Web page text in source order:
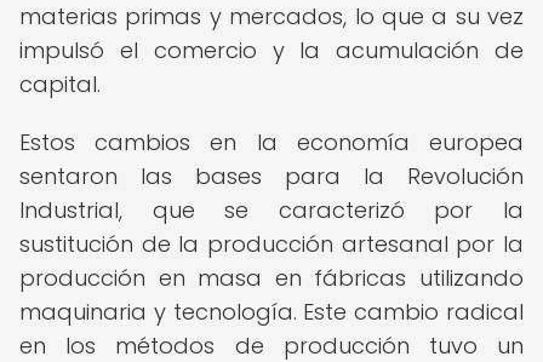
materias primas y mercados, lo que a su vez
impulsó el comercio y la acumulación de
capital.
Estos cambios en la economía europea
sentaron las bases para la Revolución
Industrial, que se caracterizó por la
sustitución de la producción artesanal por la
producción en masa en fábricas utilizando
maquinaria y tecnología. Este cambio radical
en los métodos de producción tuvo un